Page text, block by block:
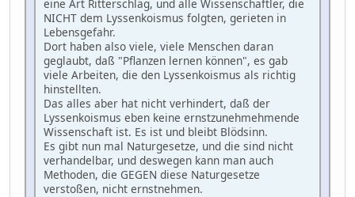
eine Art Ritterschlag, und alle Wissenschaftler, die
NICHT dem Lyssenkoismus folgten, gerieten in
Lebensgefahr.
Dort haben also viele, viele Menschen daran
geglaubt, daß "Pflanzen lernen können", es gab
viele Arbeiten, die den Lyssenkoismus als richtig
hinstellten.
Das alles aber hat nicht verhindert, daß der
Lyssenkoismus eben keine ernstzunehmehmende
Wissenschaft ist. Es ist und bleibt Blödsinn.
Es gibt nun mal Naturgesetze, und die sind nicht
verhandelbar, und deswegen kann man auch
Methoden, die GEGEN diese Naturgesetze
verstoßen, nicht ernstnehmen.